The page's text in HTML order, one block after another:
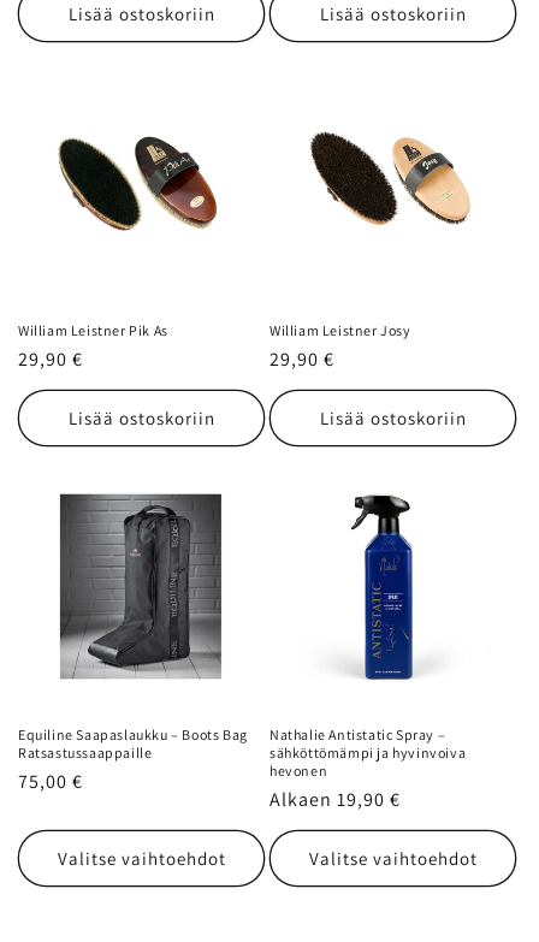
Lisää ostoskoriin Lisää ostoskoriin
William Leistner Pik As
Normaalihinta
29,90 €
Lisää ostoskoriin
William Leistner Josy
Normaalihinta
29,90 €
Lisää ostoskoriin
Equiline Saapaslaukku – Boots Bag
Ratsastussaappaille
Normaalihinta
75,00 €
Valitse vaihtoehdot
Nathalie Antistatic Spray –
sähköttömämpi ja hyvinvoiva
hevonen
Normaalihinta
Alkaen 19,90 €
Valitse vaihtoehdot